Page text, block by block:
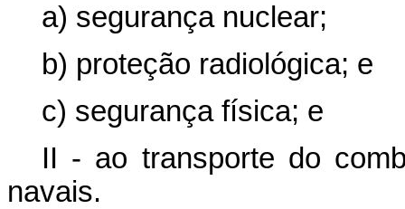
a) segurança nuclear;
b) proteção radiológica; e
c) segurança física; e
II - ao transporte do
navais.